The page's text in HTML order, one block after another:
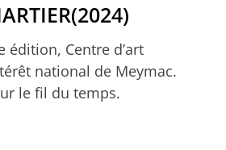
édition, Centre d’art
national de Meymac.
le fil du temps.